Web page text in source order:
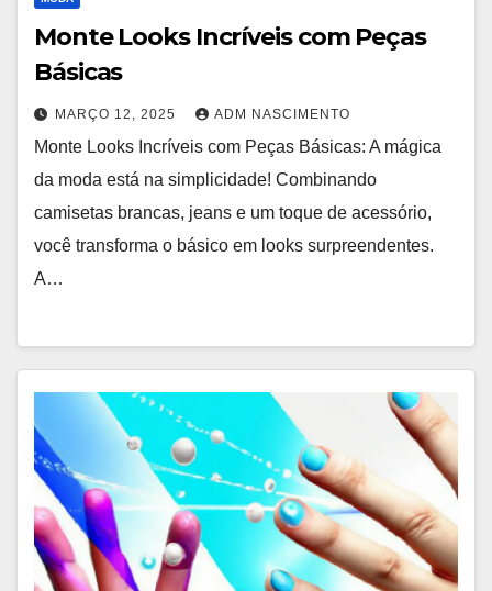
Monte Looks Incríveis com Peças
Básicas
MARÇO 12, 2025 ADM NASCIMENTO
Monte Looks Incríveis com Peças Básicas: A mágica
da moda está na simplicidade! Combinando
camisetas brancas, jeans e um toque de acessório,
você transforma o básico em looks surpreendentes.
A…